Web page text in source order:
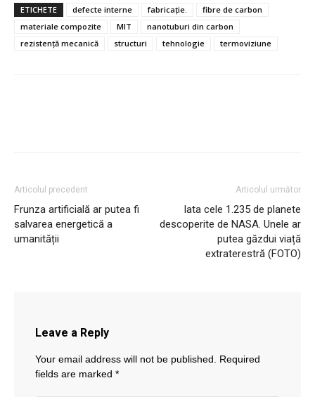
ETICHETE defecte interne fabricație.
fibre de carbon
materiale compozite
MIT
nanotuburi din carbon
rezistență mecanică
structuri tehnologie termoviziune
Articolul precedent
Frunza artificială ar putea fi
salvarea energetică a
umanității
Articolul următor
Iata cele 1.235 de planete
descoperite de NASA. Unele ar
putea găzdui viață
extraterestră (FOTO)
Leave a Reply
Your email address will not be published. Required
fields are marked *